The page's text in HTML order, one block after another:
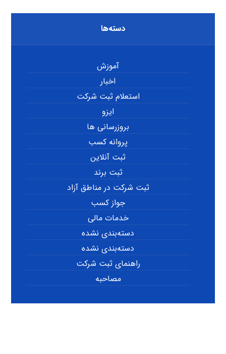
دسته‌ها
آموزش
اخبار
استعلام ثبت شرکت
ایزو
بروزرسانی ها
پروانه کسب
ثبت آنلاین
ثبت برند
ثبت شرکت در مناطق آزاد
جواز کسب
خدمات مالی
دسته‌بندی نشده
دسته‌بندی نشده
راهنمای ثبت شرکت
مصاحبه